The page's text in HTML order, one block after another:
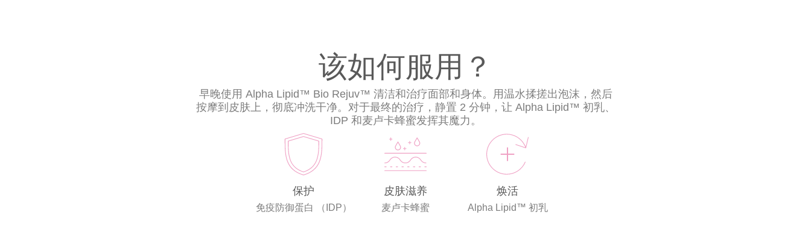
该如何服用？
早晚使用 Alpha Lipid™ Bio Rejuv™ 清洁和治疗面部和身体。用温水揉搓出泡沫，然后
按摩到皮肤上，彻底冲洗干净。对于最终的治疗，静置 2 分钟，让 Alpha Lipid™ 初乳、
IDP 和麦卢卡蜂蜜发挥其魔力。
保护
免疫防御蛋白 （IDP）
皮肤滋养
麦卢卡蜂蜜
焕活
Alpha Lipid™ 初乳